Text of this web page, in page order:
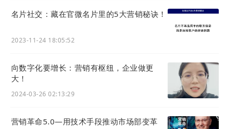
名片社交：藏在官微名片里的5大营销秘诀！
2023-11-24 18:05:52
向数字化要增长：营销有枢纽，企业做更
大！
2024-03-26 02:13:29
营销革命5.0—用技术手段推动市场部变革